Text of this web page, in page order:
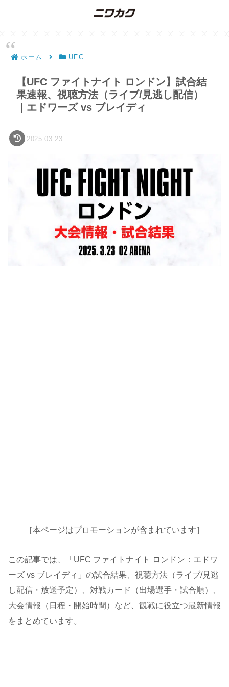
ホーム UFC
【UFC ファイトナイト ロンドン】試合結
果速報、視聴方法（ライブ/見逃し配信）
｜エドワーズ vs ブレイディ
2025.03.23
［本ページはプロモーションが含まれています］
この記事では、「UFC ファイトナイト ロンドン：エドワ
ーズ vs ブレイディ」の試合結果、視聴方法（ライブ/見逃
し配信・放送予定）、対戦カード（出場選手・試合順）、
大会情報（日程・開始時間）など、観戦に役立つ最新情報
をまとめています。